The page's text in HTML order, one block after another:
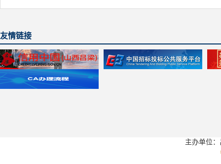
友情链接
主办单位